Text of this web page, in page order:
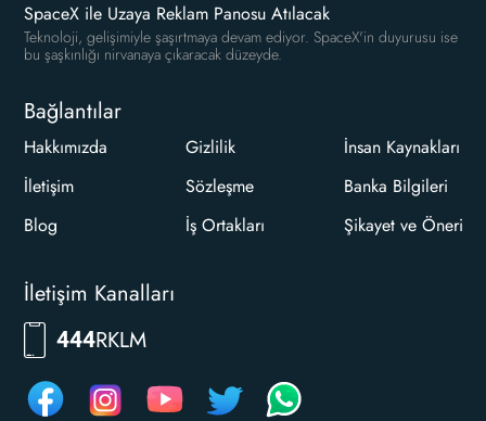
SpaceX ile Uzaya Reklam Panosu Atılacak
Teknoloji, gelişimiyle şaşırtmaya devam ediyor. SpaceX'in duyurusu ise
bu şaşkınlığı nirvanaya çıkaracak düzeyde.
Bağlantılar
Hakkımızda
İletişim
Blog
Gizlilik
Sözleşme
İş Ortakları
İnsan Kaynakları
Banka Bilgileri
Şikayet ve Öneri
İletişim Kanalları
444RKLM